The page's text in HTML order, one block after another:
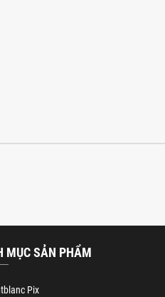
MỤC SẢN PHẨM
Pix